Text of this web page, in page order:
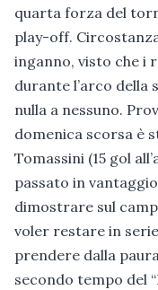
quarta forza del
play-off.
inganno, visto che i
durante l’arco
nulla a nessuno.
domenica scorsa è
Tomassini (15 gol
passato in
dimostrare sul
voler restare in
prendere dalla
secondo tempo del